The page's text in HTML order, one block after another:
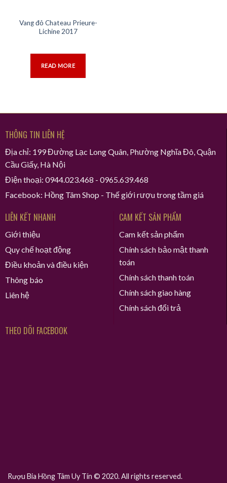
Vang đỏ Chateau Prieure-
Lichine 2017
READ MORE
THÔNG TIN LIÊN HỆ
Địa chỉ: 199 Đường Lạc Long Quân, Phường Nghĩa Đô, Quận
Cầu Giấy, Hà Nội
Điện thoại: 0944.023.468 - 0965.639.468
Facebook: Hồng Tâm Shop - Thế giới rượu trong tầm giá
LIÊN KẾT NHANH
Giới thiệu
Quy chế hoạt động
Điều khoản và điều kiện
Thông báo
Liên hệ
CAM KẾT SẢN PHẨM
Cam kết sản phẩm
Chính sách bảo mật thanh
toán
Chính sách thanh toán
Chính sách giao hàng
Chính sách đổi trả
THEO DÕI FACEBOOK
Rượu Bia Hồng Tâm Uy Tín © 2020. All rights reserved.